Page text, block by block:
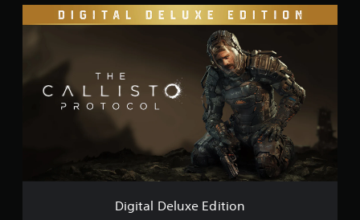
i
a
e
Digital Deluxe Edition